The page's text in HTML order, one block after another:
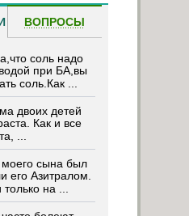
ВОПРОСЫ
соль надо
при БА,вы
соль.Как ...
двоих детей
Как и все
...
сына был
его Азитралом.
на ...